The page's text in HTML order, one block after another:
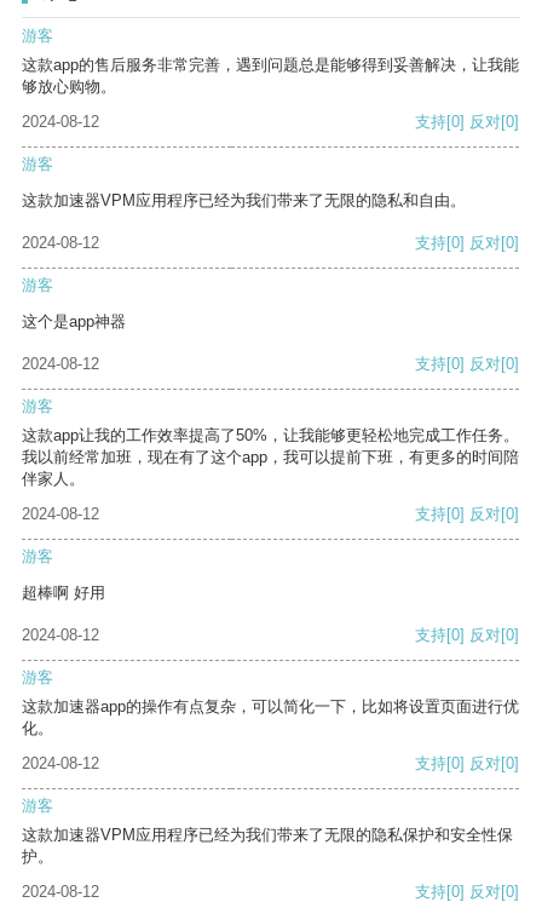
游客
这款app的售后服务非常完善，遇到问题总是能够得到妥善解决，让我能
够放心购物。
2024-08-12
支持[0] 反对[0]
游客
这款加速器VPM应用程序已经为我们带来了无限的隐私和自由。
2024-08-12 支持[0] 反对[0]
游客
这个是app神器
2024-08-12 支持[0] 反对[0]
游客
这款app让我的工作效率提高了50%，让我能够更轻松地完成工作任务。
我以前经常加班，现在有了这个app，我可以提前下班，有更多的时间陪
伴家人。
2024-08-12
支持[0] 反对[0]
游客
超棒啊 好用
2024-08-12 支持[0] 反对[0]
游客
这款加速器app的操作有点复杂，可以简化一下，比如将设置页面进行优
化。
2024-08-12
支持[0] 反对[0]
游客
这款加速器VPM应用程序已经为我们带来了无限的隐私保护和安全性保
护。
2024-08-12
支持[0] 反对[0]